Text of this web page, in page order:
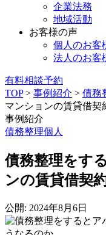
企業法務
地域活動
お客様の声
個人のお客
法人のお客
有料相談予約
TOP> 事例紹介 > 債務
マンションの賃貸借契
事例紹介
債務整理個人
債務整理をす
ンの賃貸借契
公開: 2024年8月6日